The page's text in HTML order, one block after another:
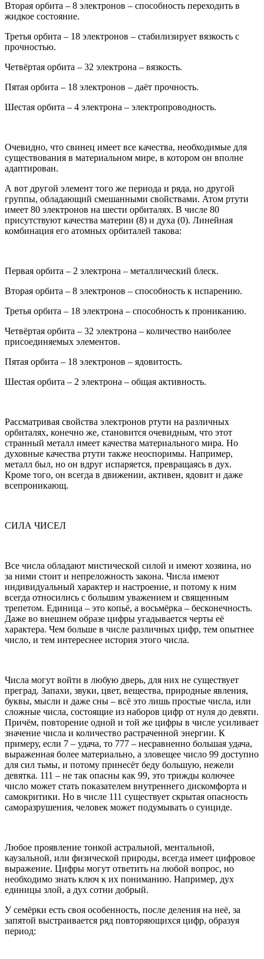
Вторая орбита – 8 электронов – способность переходить в
жидкое состояние.
Третья орбита – 18 электронов – стабилизирует вязкость с
прочностью.
Четвёртая орбита – 32 электрона – вязкость.
Пятая орбита – 18 электронов – даёт прочность.
Шестая орбита – 4 электрона – электропроводность.
Очевидно, что свинец имеет все качества, необходимые для
существования в материальном мире, в котором он вполне
адаптирован.
А вот другой элемент того же периода и ряда, но другой
группы, обладающий смешанными свойствами. Атом ртути
имеет 80 электронов на шести орбиталях. В числе 80
присутствуют качества материи (8) и духа (0). Линейная
комбинация его атомных орбиталей такова:
Первая орбита – 2 электрона – металлический блеск.
Вторая орбита – 8 электронов – способность к испарению.
Третья орбита – 18 электрона – способность к прониканию.
Четвёртая орбита – 32 электрона – количество наиболее
присоединяемых элементов.
Пятая орбита – 18 электронов – ядовитость.
Шестая орбита – 2 электрона – общая активность.
Рассматривая свойства электронов ртути на различных
орбиталях, конечно же, становится очевидным, что этот
странный металл имеет качества материального мира. Но
духовные качества ртути также неоспоримы. Например,
металл был, но он вдруг испаряется, превращаясь в дух.
Кроме того, он всегда в движении, активен, ядовит и даже
всепроникающ.
СИЛА ЧИСЕЛ
Все числа обладают мистической силой и имеют хозяина, но
за ними стоит и непреложность закона. Числа имеют
индивидуальный характер и настроение, и потому к ним
всегда относились с большим уважением и священным
трепетом. Единица – это копьё, а восьмёрка – бесконечность.
Даже во внешнем образе цифры угадывается черты её
характера. Чем больше в числе различных цифр, тем опытнее
число, и тем интереснее история этого числа.
Числа могут войти в любую дверь, для них не существует
преград. Запахи, звуки, цвет, вещества, природные явления,
буквы, мысли и даже сны – всё это лишь простые числа, или
сложные числа, состоящие из наборов цифр от нуля до девяти.
Причём, повторение одной и той же цифры в числе усиливает
значение числа и количество растраченной энергии. К
примеру, если 7 – удача, то 777 – несравненно большая удача,
выраженная более материально, а зловещее число 99 доступно
для сил тьмы, и потому принесёт беду большую, нежели
девятка. 111 – не так опасны как 99, это трижды колючее
число может стать показателем внутреннего дискомфорта и
самокритики. Но в числе 111 существует скрытая опасность
саморазрушения, человек может подумывать о суициде.
Любое проявление тонкой астральной, ментальной,
каузальной, или физической природы, всегда имеет цифровое
выражение. Цифры могут ответить на любой вопрос, но
необходимо знать ключ к их пониманию. Например, дух
единицы злой, а дух сотни добрый.
У семёрки есть своя особенность, после деления на неё, за
запятой выстраивается ряд повторяющихся цифр, образуя
период: